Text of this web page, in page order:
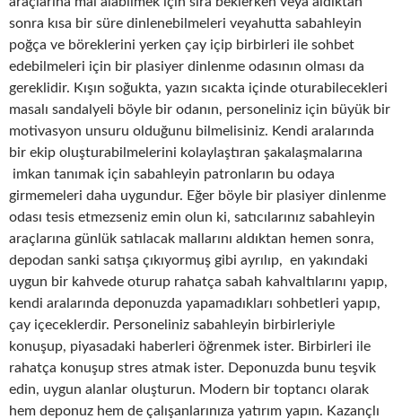
sonra kısa bir süre dinlenebilmeleri veyahutta sabahleyin
poğça ve böreklerini yerken çay içip birbirleri ile sohbet
edebilmeleri için bir plasiyer dinlenme odasının olması da
gereklidir. Kışın soğukta, yazın sıcakta içinde oturabilecekleri
masalı sandalyeli böyle bir odanın, personeliniz için büyük bir
motivasyon unsuru olduğunu bilmelisiniz. Kendi aralarında
bir ekip oluşturabilmelerini kolaylaştıran şakalaşmalarına
imkan tanımak için sabahleyin patronların bu odaya
girmemeleri daha uygundur. Eğer böyle bir plasiyer dinlenme
odası tesis etmezseniz emin olun ki, satıcılarınız sabahleyin
araçlarına günlük satılacak mallarını aldıktan hemen sonra,
depodan sanki satışa çıkıyormuş gibi ayrılıp, en yakındaki
uygun bir kahvede oturup rahatça sabah kahvaltılarını yapıp,
kendi aralarında deponuzda yapamadıkları sohbetleri yapıp,
çay içeceklerdir. Personeliniz sabahleyin birbirleriyle
konuşup, piyasadaki haberleri öğrenmek ister. Birbirleri ile
rahatça konuşup stres atmak ister. Deponuzda bunu teşvik
edin, uygun alanlar oluşturun. Modern bir toptancı olarak
hem deponuz hem de çalışanlarınıza yatırım yapın. Kazançlı